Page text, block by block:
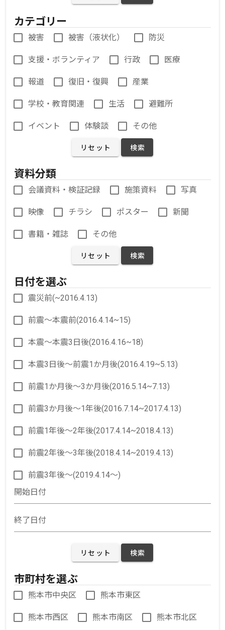
カテゴリー
被害 被害（液状化） 防災
支援・ボランティア 行政 医療
報道 復旧・復興 産業
学校・教育関連 生活 避難所
イベント 体験談 その他
リセット 検索
資料分類
会議資料・検証記録 施策資料 写真
映像 チラシ ポスター 新聞
書籍・雑誌 その他
リセット 検索
日付を選ぶ
震災前(~2016.4.13)
前震～本震前(2016.4.14~15)
本震～本震3日後(2016.4.16~18)
本震3日後～前震1か月後(2016.4.19~5.13)
前震1か月後～3か月後(2016.5.14~7.13)
前震3か月後～1年後(2016.7.14~2017.4.13)
前震1年後～2年後(2017.4.14~2018.4.13)
前震2年後～3年後(2018.4.14~2019.4.13)
前震3年後～(2019.4.14～)
開始日付
終了日付
リセット 検索
市町村を選ぶ
熊本市中央区 熊本市東区
熊本市西区 熊本市南区 熊本市北区